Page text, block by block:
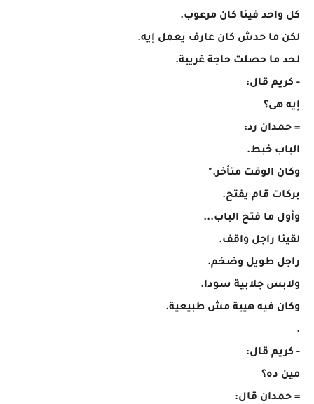
كل واحد فينا كان مرعوب.
لكن ما حدش كان عارف يعمل إيه.
لحد ما حصلت حاجة غريبة.
- كريم قال:
إيه هى؟
= حمدان رد:
الباب خبط.
وكان الوقت متأخر."
بركات قام يفتح.
وأول ما فتح الباب...
لقينا راجل واقف.
راجل طويل وضخم.
ولابس جلابية سودا.
وكان فيه هيبة مش طبيعية.
.
- كريم قال:
مين ده؟
= حمدان قال: